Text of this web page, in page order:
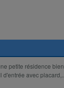
petite résidence bien
avec placard,...